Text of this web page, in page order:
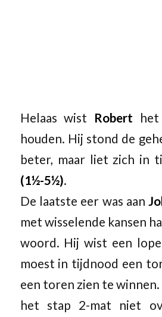
Helaas wist Robert
houden. Hij stond de
beter, maar liet zich in
(1½-5½).
De laatste eer was aan
met wisselende kansen
woord. Hij wist een
moest in tijdnood een
een toren zien te winnen.
het stap 2-mat niet